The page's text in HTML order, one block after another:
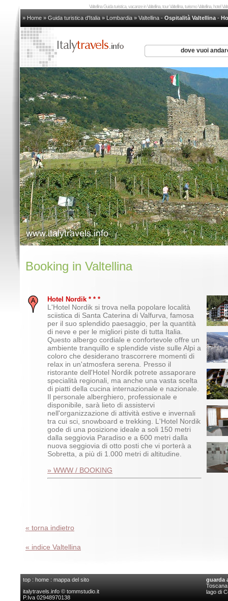
Valtellina Guida turistica, vacanze in Valtellina, tour Valtellina, turismo Valtellina, hotel
» Home » Guida turistica d'Italia » Lombardia » Valtellina - Ospitalità Valtellina -
dove vuoi
Booking in Valtellina
Hotel Nordik * * *
L'Hotel Nordik si trova nella popolare località
sciistica di Santa Caterina di Valfurva, famosa
per il suo splendido paesaggio, per la quantità
di neve e per le migliori piste di tutta Italia.
Questo albergo cordiale e confortevole offre un
ambiente tranquillo e splendide viste sulle Alpi a
coloro che desiderano trascorrere momenti di
relax in un'atmosfera serena. Presso il
ristorante dell'Hotel Nordik potrete assaporare
specialità regionali, ma anche una vasta scelta
di piatti della cucina internazionale e nazionale.
Il personale alberghiero, professionale e
disponibile, sarà lieto di assistervi
nell'organizzazione di attività estive e invernali
tra cui sci, snowboard e trekking. L'Hotel Nordik
gode di una posizione ideale a soli 150 metri
dalla seggiovia Paradiso e a 600 metri dalla
nuova seggiovia di otto posti che vi porterà a
Sobretta, a più di 1.000 metri di altitudine.
» WWW / BOOKING
« torna indietro
« indice Valtellina
top : home : mappa del sito
italytravels.info © tommstudio.it
P.Iva 02948970138
guarda
lago di